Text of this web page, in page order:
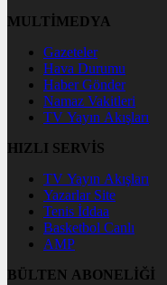
MULTİMEDYA
Gazeteler
Hava Durumu
Haber Gönder
Namaz Vakitleri
TV Yayın Akışları
HIZLI SERVİS
TV Yayın Akışları
Yazarlar Site
Tenis İddaa
Basketbol Canlı
AMP
BÜLTEN ABONELİĞİ